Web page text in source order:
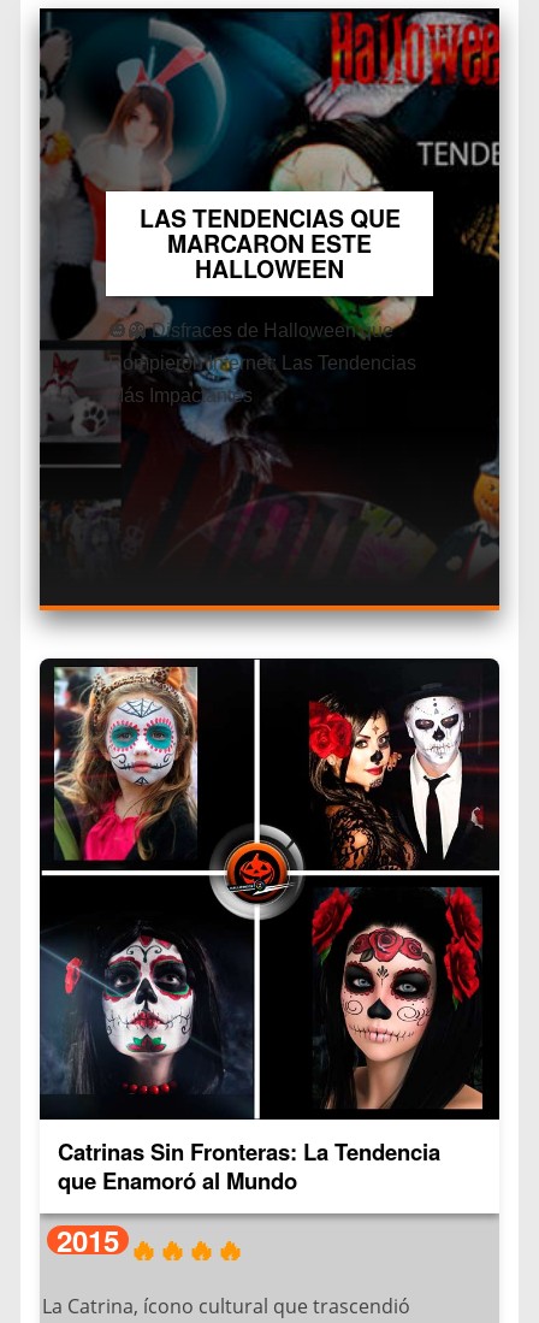
LAS TENDENCIAS QUE
MARCARON ESTE
HALLOWEEN
🎃👻 Disfraces de Halloween que
Rompieron Internet: Las Tendencias
Más Impactantes
Catrinas Sin Fronteras: La Tendencia
que Enamoró al Mundo
2015 🔥🔥🔥🔥
La Catrina, ícono cultural que trascendió